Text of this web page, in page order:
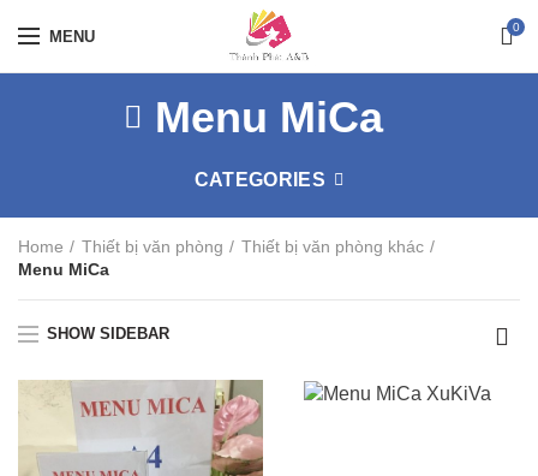
MENU 0
Menu MiCa
CATEGORIES
Home Thiết bị văn phòng
Thiết bị văn phòng khác
Menu MiCa
SHOW SIDEBAR